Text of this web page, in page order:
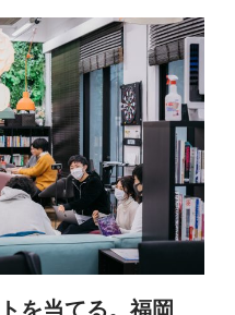
を当てる。福岡